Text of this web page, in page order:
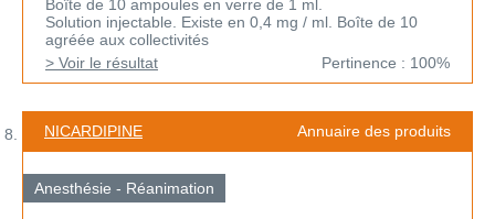
Boîte de 10 ampoules en verre de 1 ml.
Solution injectable. Existe en 0,4 mg / ml. Boîte de 10
agréée aux collectivités
> Voir le résultat
Pertinence : 100%
NICARDIPINE Annuaire des produits
Anesthésie - Réanimation